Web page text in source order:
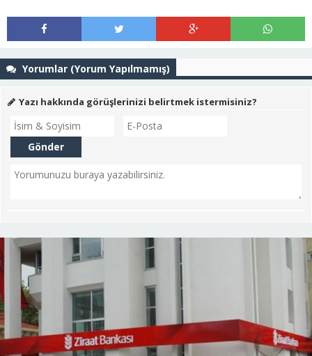
Yorumlar (Yorum Yapılmamış)
Yazı hakkında görüşlerinizi belirtmek istermisiniz?